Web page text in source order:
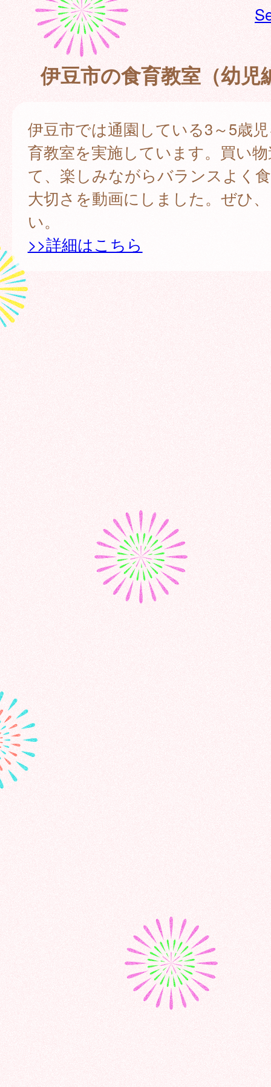
伊豆市の食育教室（幼児
伊豆市では通園している3～5歳
育教室を実施しています。買い
て、楽しみながらバランスよく
大切さを動画にしました。ぜひ
い。
>>詳細はこちら